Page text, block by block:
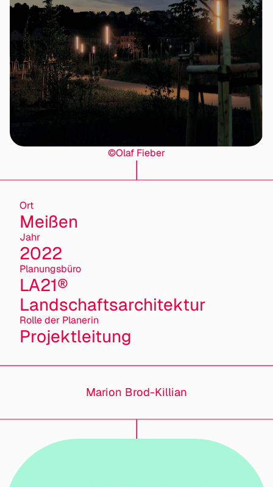
©Olaf Fieber
Ort
Meißen
Jahr
2022
Planungsbüro
LA21®
Landschaftsarchitektur
Rolle der Planerin
Projektleitung
Marion Brod-Killian